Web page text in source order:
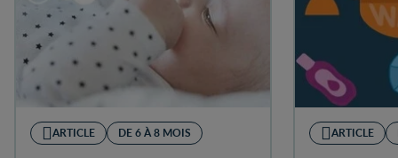
ARTICLE DE 6 À 8 MOIS ARTICLE